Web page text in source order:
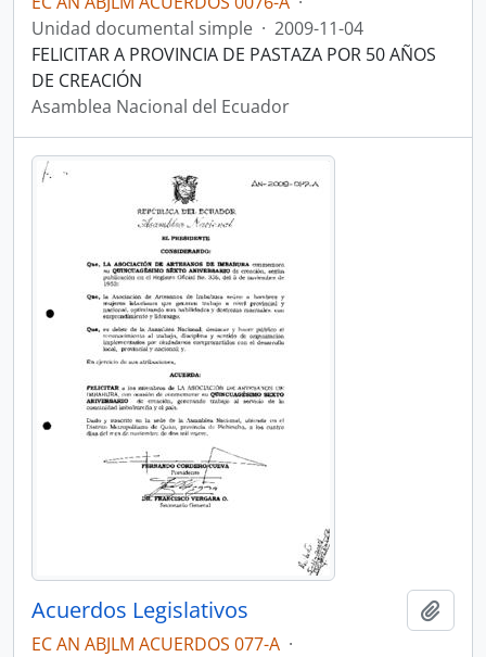
Unidad documental simple · 2009-11-04
FELICITAR A PROVINCIA DE PASTAZA POR 50 AÑOS
DE CREACIÓN
Asamblea Nacional del Ecuador
Acuerdos Legislativos
EC AN ABJLM ACUERDOS 077-A ·